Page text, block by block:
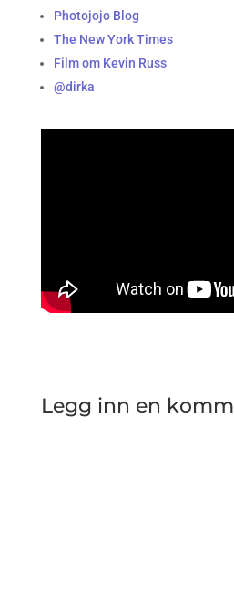
Photojojo Blog
The New York Times
Film om Kevin Russ
@dirka
Legg inn en